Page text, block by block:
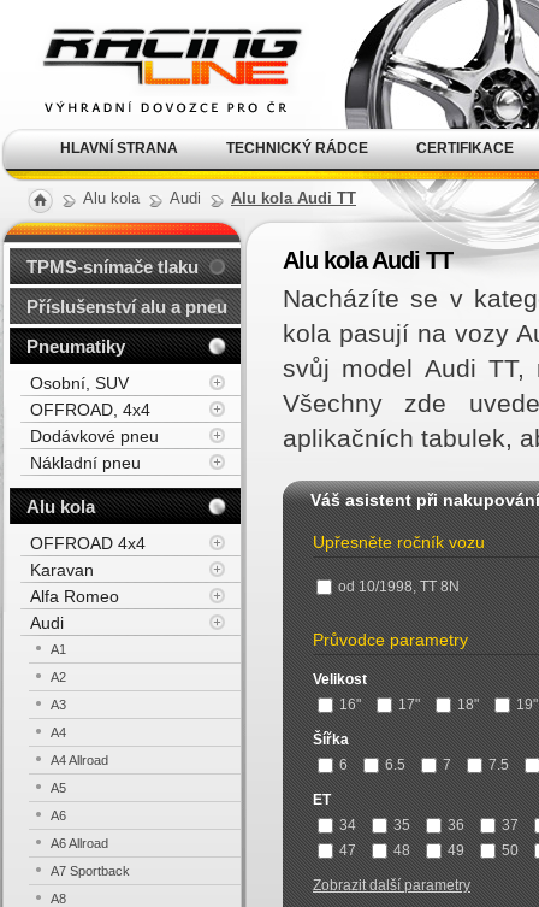
Alu kola Audi Alu kola Audi TT
Alu kola Audi TT
Nacházíte se v
kola pasují na vozy
svůj model Audi
Všechny zde
aplikačních tabulek,
Váš asistent při nakupování
Upřesněte ročník vozu
od 10/1998, TT 8N
Průvodce parametry
Velikost
16"
17" 18" 19"
Šířka
6
6.5 7 7.5
ET
34
35 36
37
47
48 49 50
Zobrazit další parametry
TPMS-snímače tlaku
Příslušenství alu a pneu
Pneumatiky
Osobní, SUV
OFFROAD, 4x4
Dodávkové pneu
Nákladní pneu
Alu kola
OFFROAD 4x4
Karavan
Alfa Romeo
Audi
A1
A2
A3
A4
A4 Allroad
A5
A6
A6 Allroad
A7 Sportback
A8
kola Racing Line
HLAVNÍ STRANA TECHNICKÝ RÁDCE CERTIFIKACE